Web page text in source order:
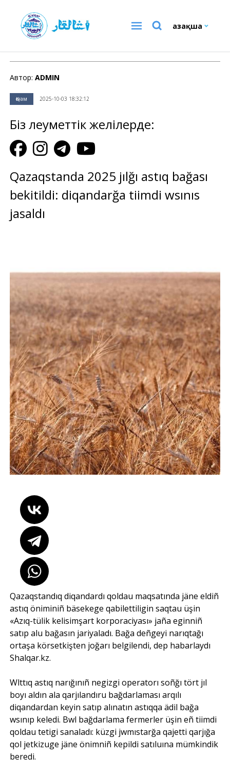
Қазақша
Автор: ADMIN
Қоғам 2025-10-03 18:32:12
Біз әлеуметтік желілерде:
Qazaqstanda 2025 jılğı astıq bağası
bekitildi: diqandarğa tiimdi wsınıs
jasaldı
Qazaqstandıq diqandardı qoldau maqsatında jäne eldiñ
astıq öniminiñ bäsekege qabilettiligin saqtau üşin
«Azıq-tülik kelisimşart korporaciyası» jaña eginniñ
satıp alu bağasın jariyaladı. Bağa deñgeyi narıqtağı
ortaşa körsetkişten joğarı belgilendi, dep habarlaydı
Shalqar.kz.
Wlttıq astıq narığınıñ negizgi operatorı soñğı tört jıl
boyı aldın ala qarjılandıru bağdarlaması arqılı
diqandardan keyin satıp alınatın astıqqa ädil bağa
wsınıp keledi. Bwl bağdarlama fermerler üşin eñ tiimdi
qoldau tetigi sanaladı: küzgi jwmıstarğa qajetti qarjığa
qol jetkizuge jäne önimniñ kepildi satıluına mümkindik
beredi.